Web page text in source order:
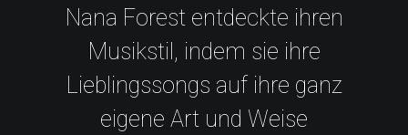
Nana Forest entdeckte ihren
Musikstil, indem sie ihre
Lieblingssongs auf ihre ganz
eigene Art und Weise